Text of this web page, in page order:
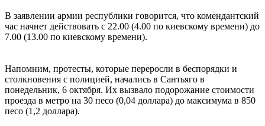
В заявлении армии республики говорится, что комендантский
час начнет действовать с 22.00 (4.00 по киевскому времени) до
7.00 (13.00 по киевскому времени).
Напомним, протесты, которые переросли в беспорядки и
столкновения с полицией, начались в Сантьяго в
понедельник, 6 октября. Их вызвало подорожание стоимости
проезда в метро на 30 песо (0,04 доллара) до максимума в 850
песо (1,2 доллара).